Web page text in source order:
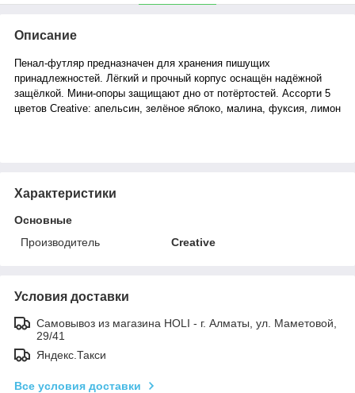
Описание
Пенал-футляр предназначен для хранения пишущих
принадлежностей. Лёгкий и прочный корпус оснащён надёжной
защёлкой. Мини-опоры защищают дно от потёртостей. Ассорти 5
цветов Creative: апельсин, зелёное яблоко, малина, фуксия, лимон
Характеристики
Основные
Производитель
Creative
Условия доставки
Самовывоз из магазина HOLI - г. Алматы, ул. Маметовой,
29/41
Яндекс.Такси
Все условия доставки